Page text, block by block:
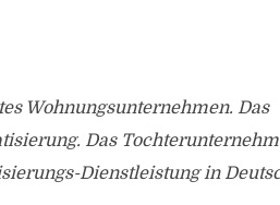
Wohnungsunternehmen. Das
Das
Dienstleistung in